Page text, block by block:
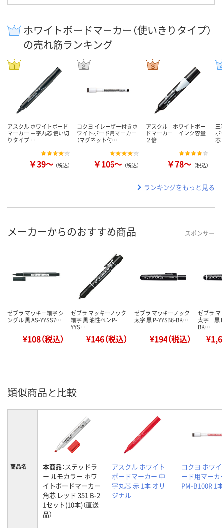
ホワイトボードマーカー（使いきりタイプ）
の売れ筋ランキング
アスクル ホワイトボード
マーカー 中字丸芯 使い切
りタイプ …
￥39～ （税込）
コクヨ イレーザー付きホ
ワイトボード用マーカー
（マグネット付…
￥106～ （税込）
アスクル ホワイトボー
ドマーカー インク容量
２倍
￥78～ （税込）
芯
ランキングをもっと見る
メーカーからのおすすめ商品 スポンサー
ゼブラ マッキー細字 シ
ングル 黒 AS-YYSS7…
¥108（税込）
ゼブラ マッキーノック
細字 黒 油性ペン P-
YYS…
¥146（税込）
ゼブラ マッキーノック
太字 黒 P-YYSB6-BK…
¥194（税込）
ゼブラ
太字 黒
BK…
類似商品と比較
商品名 本商品：ステッドラ
ー ルモカラー ホワ
イトボードマーカー
角芯 レッド 351 B-2
1セット(10本)（直送
品）
アスクル ホワイト
ボードマーカー 中
字丸芯 赤 1本 オリ
ジナル
コクヨ ホワ
ード用マーカ
PM-B100R 1